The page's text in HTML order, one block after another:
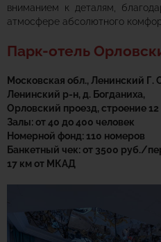
вниманием к деталям,
атмосфере абсолютного
Парк-отель
Московская обл., Ленинский Г.
Ленинский р-н, д. Богданиха,
Орловский проезд, строение 12
Залы: от 40 до 400 человек
Номерной фонд: 110 номеров
Банкетный чек: от 3500 руб./
17 км от МКАД